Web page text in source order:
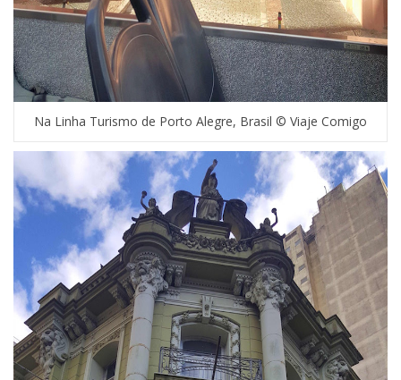
Na Linha Turismo de Porto Alegre, Brasil © Viaje Comigo